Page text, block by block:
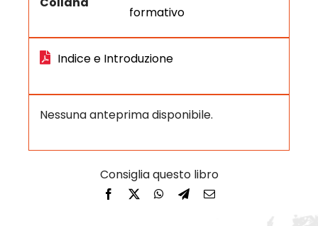
formativo
Indice e Introduzione
Nessuna anteprima disponibile.